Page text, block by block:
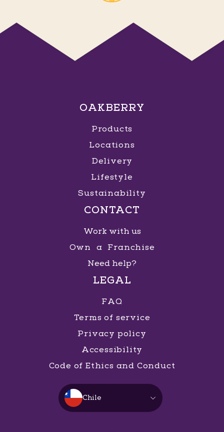
OAKBERRY
Products
Locations
Delivery
Lifestyle
Sustainability
CONTACT
Work with us
Own a Franchise
Need help?
LEGAL
FAQ
Terms of service
Privacy policy
Accessibility
Code of Ethics and Conduct
Chile